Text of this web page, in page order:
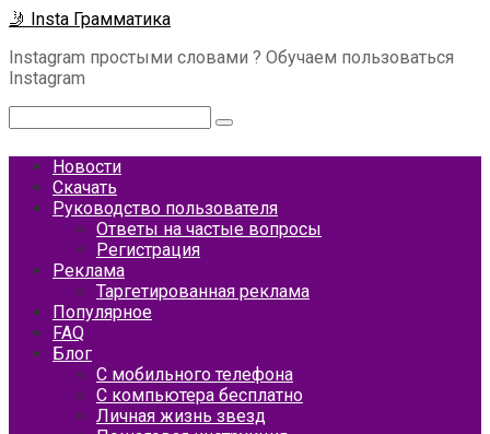
Перейти
контенту
🤳 Insta Грамматика
Instagram простыми словами ? Обучаем пользоваться
Instagram
Новости
Скачать
Руководство пользователя
Ответы на частые вопросы
Регистрация
Реклама
Таргетированная реклама
Популярное
FAQ
Блог
С мобильного телефона
С компьютера бесплатно
Личная жизнь звезд